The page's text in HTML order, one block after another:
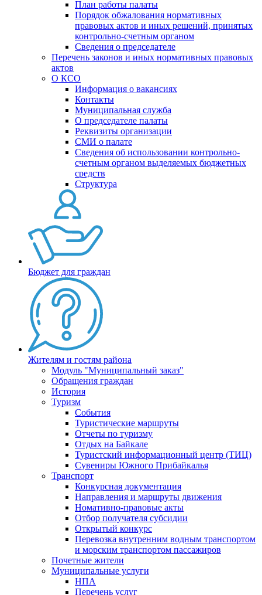
План работы палаты
Порядок обжалования нормативных
правовых актов и иных решений, принятых
контрольно-счетным органом
Сведения о председателе
Перечень законов и иных нормативных правовых
актов
О КСО
Информация о вакансиях
Контакты
Муниципальная служба
О председателе палаты
Реквизиты организации
СМИ о палате
Сведения об использовании контрольно-
счетным органом выделяемых бюджетных
средств
Структура
Бюджет для граждан
Жителям и гостям района
Модуль "Муниципальный заказ"
Обращения граждан
История
Туризм
События
Туристические маршруты
Отчеты по туризму
Отдых на Байкале
Туристский информационный центр (ТИЦ)
Сувениры Южного Прибайкалья
Транспорт
Конкурсная документация
Направления и маршруты движения
Номативно-правовые акты
Отбор получателя субсидии
Открытый конкурс
Перевозка внутренним водным транспортом
и морским транспортом пассажиров
Почетные жители
Муниципальные услуги
НПА
Перечень услуг